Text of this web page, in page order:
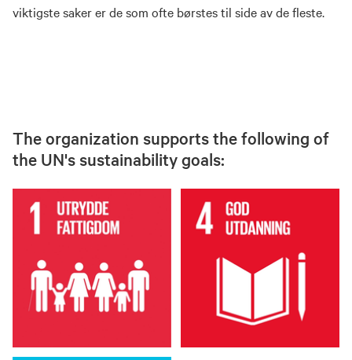
viktigste saker er de som ofte børstes til side av de fleste.
The organization supports the following of
the UN's sustainability goals: